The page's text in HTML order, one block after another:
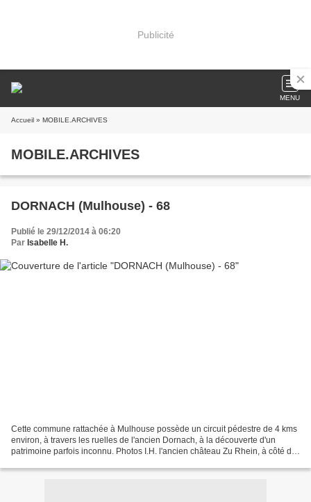
Publicité
MENU
Accueil » MOBILE.ARCHIVES
MOBILE.ARCHIVES
DORNACH (Mulhouse) - 68
Publié le 29/12/2014 à 06:20
Par Isabelle H.
Cette commune rattachée à Mulhouse possède un circuit pédestre de 4 kms
environ, à travers les ruelles de l'ancien Dornach, à la découverte d'un
patrimoine parfois inconnu. Photos I.H. l'ancien château Zu Rhein, à côté de